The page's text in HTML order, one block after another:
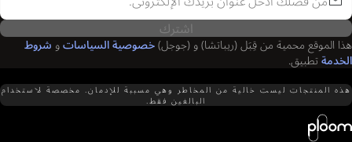
اشترك
هذا الموقع محمية من قِبَل (ريباتشا) و (جوجل) خصوصية السياسات و شروط
الخدمة تطبيق.
هذه المنتجات ليست خالية من المخاطر وهي مسببة للإدمان. مخصصة لاستخدام
البالغين فقط.